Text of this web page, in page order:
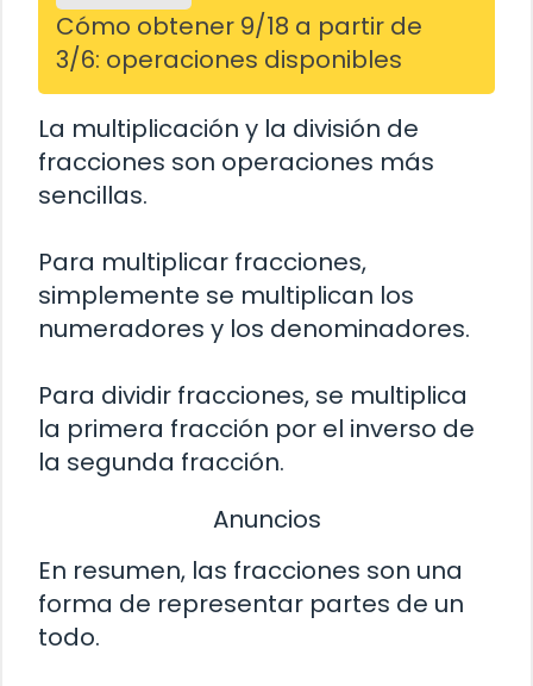
Cómo obtener 9/18 a partir de
3/6: operaciones disponibles
La multiplicación y la división de
fracciones son operaciones más
sencillas.
Para multiplicar fracciones,
simplemente se multiplican los
numeradores y los denominadores.
Para dividir fracciones, se multiplica
la primera fracción por el inverso de
la segunda fracción.
Anuncios
En resumen, las fracciones son una
forma de representar partes de un
todo.